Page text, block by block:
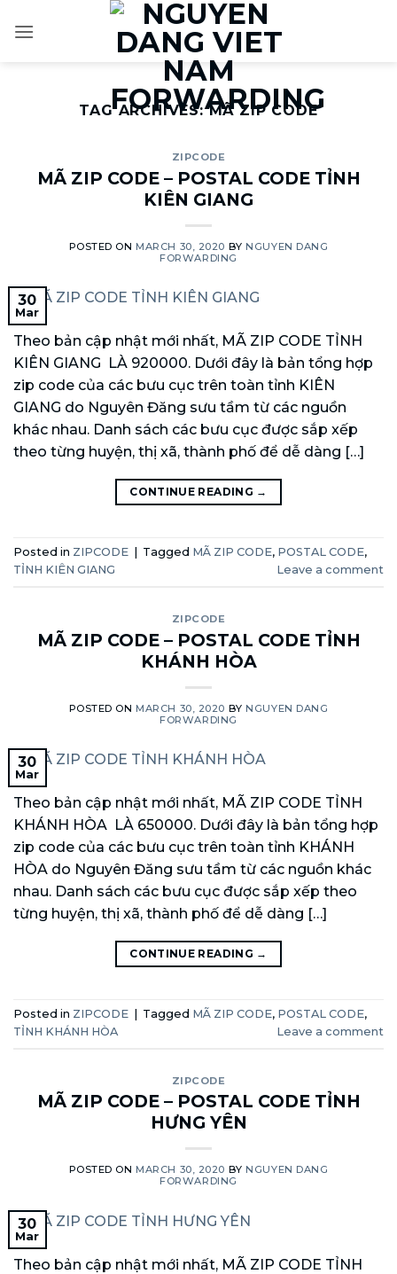
TAG ARCHIVES:MÃ ZIP CODE
ZIPCODE
MÃ ZIP CODE – POSTAL CODE TỈNH
KIÊN GIANG
POSTED ON MARCH 30, 2020 BY NGUYEN DANG
FORWARDING
30
Mar
Theo bản cập nhật mới nhất, MÃ ZIP CODE TỈNH
KIÊN GIANG LÀ 920000. Dưới đây là bản tổng hợp
zip code của các bưu cục trên toàn tỉnh KIÊN
GIANG do Nguyên Đăng sưu tầm từ các nguồn
khác nhau. Danh sách các bưu cục được sắp xếp
theo từng huyện, thị xã, thành phố để dễ dàng […]
CONTINUE READING →
Posted in ZIPCODE Tagged MÃ ZIP CODE, POSTAL CODE,
TỈNH KIÊN GIANG
Leave a comment
ZIPCODE
MÃ ZIP CODE – POSTAL CODE TỈNH
KHÁNH HÒA
POSTED ON MARCH 30, 2020 BY NGUYEN DANG
FORWARDING
30
Mar
Theo bản cập nhật mới nhất, MÃ ZIP CODE TỈNH
KHÁNH HÒA LÀ 650000. Dưới đây là bản tổng hợp
zip code của các bưu cục trên toàn tỉnh KHÁNH
HÒA do Nguyên Đăng sưu tầm từ các nguồn khác
nhau. Danh sách các bưu cục được sắp xếp theo
từng huyện, thị xã, thành phố để dễ dàng […]
CONTINUE READING →
Posted in ZIPCODE Tagged MÃ ZIP CODE, POSTAL CODE,
TỈNH KHÁNH HÒA
Leave a comment
ZIPCODE
MÃ ZIP CODE – POSTAL CODE TỈNH
HƯNG YÊN
POSTED ON MARCH 30, 2020 BY NGUYEN DANG
FORWARDING
30
Mar
Theo bản cập nhật mới nhất, MÃ ZIP CODE TỈNH